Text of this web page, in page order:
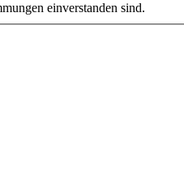
einverstanden sind.